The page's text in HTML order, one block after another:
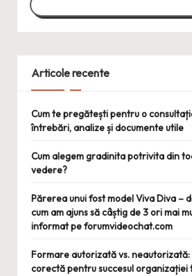
Articole recente
Cum te pregătești pentru o
întrebări, analize și documente utile
Cum alegem gradinita potrivita din
vedere?
Părerea unui fost model Viva Diva –
cum am ajuns să câștig de 3 ori mai
informat pe forumvideochat.com
Formare autorizată vs. neautorizată:
corectă pentru succesul organizației